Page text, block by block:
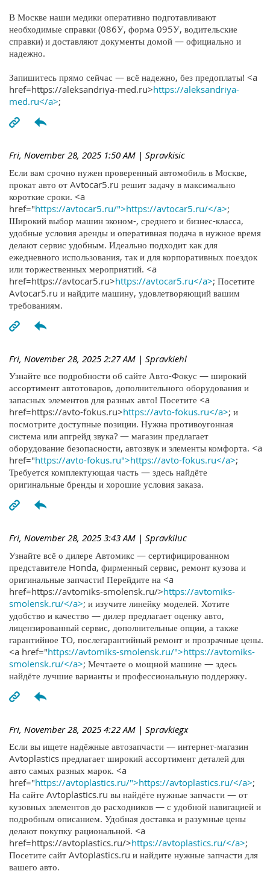
В Москве наши медики оперативно подготавливают
необходимые справки (086У, форма 095У, водительские
справки) и доставляют документы домой — официально и
надежно.
Запишитесь прямо сейчас — всё надежно, без предоплаты! <a
href=https://aleksandriya-med.ru>https://aleksandriya-
med.ru</a>;
Fri, November 28, 2025 1:50 AM | Spravkisic
Если вам срочно нужен проверенный автомобиль в Москве,
прокат авто от Avtocar5.ru решит задачу в максимально
короткие сроки. <a
href="https://avtocar5.ru/">https://avtocar5.ru/</a>;
Широкий выбор машин эконом-, среднего и бизнес-класса,
удобные условия аренды и оперативная подача в нужное время
делают сервис удобным. Идеально подходит как для
ежедневного использования, так и для корпоративных поездок
или торжественных мероприятий. <a
href=https://avtocar5.ru>https://avtocar5.ru</a>; Посетите
Avtocar5.ru и найдите машину, удовлетворяющий вашим
требованиям.
Fri, November 28, 2025 2:27 AM | Spravkiehl
Узнайте все подробности об сайте Авто-Фокус — широкий
ассортимент автотоваров, дополнительного оборудования и
запасных элементов для разных авто! Посетите <a
href=https://avto-fokus.ru>https://avto-fokus.ru</a>; и
посмотрите доступные позиции. Нужна противоугонная
система или апгрейд звука? — магазин предлагает
оборудование безопасности, автозвук и элементы комфорта. <a
href="https://avto-fokus.ru">https://avto-fokus.ru</a>;
Требуется комплектующая часть — здесь найдёте
оригинальные бренды и хорошие условия заказа.
Fri, November 28, 2025 3:43 AM | Spravkiluc
Узнайте всё о дилере Автомикс — сертифицированном
представителе Honda, фирменный сервис, ремонт кузова и
оригинальные запчасти! Перейдите на <a
href=https://avtomiks-smolensk.ru/>https://avtomiks-
smolensk.ru/</a>; и изучите линейку моделей. Хотите
удобство и качество — дилер предлагает оценку авто,
лицензированный сервис, дополнительные опции, а также
гарантийное ТО, послегарантийный ремонт и прозрачные цены.
<a href="https://avtomiks-smolensk.ru/">https://avtomiks-
smolensk.ru/</a>; Мечтаете о мощной машине — здесь
найдёте лучшие варианты и профессиональную поддержку.
Fri, November 28, 2025 4:22 AM | Spravkiegx
Если вы ищете надёжные автозапчасти — интернет-магазин
Avtoplastics предлагает широкий ассортимент деталей для
авто самых разных марок. <a
href="https://avtoplastics.ru/">https://avtoplastics.ru/</a>;
На сайте Avtoplastics.ru вы найдёте нужные запчасти — от
кузовных элементов до расходников — с удобной навигацией и
подробным описанием. Удобная доставка и разумные цены
делают покупку рациональной. <a
href=https://avtoplastics.ru/>https://avtoplastics.ru/</a>;
Посетите сайт Avtoplastics.ru и найдите нужные запчасти для
вашего авто.